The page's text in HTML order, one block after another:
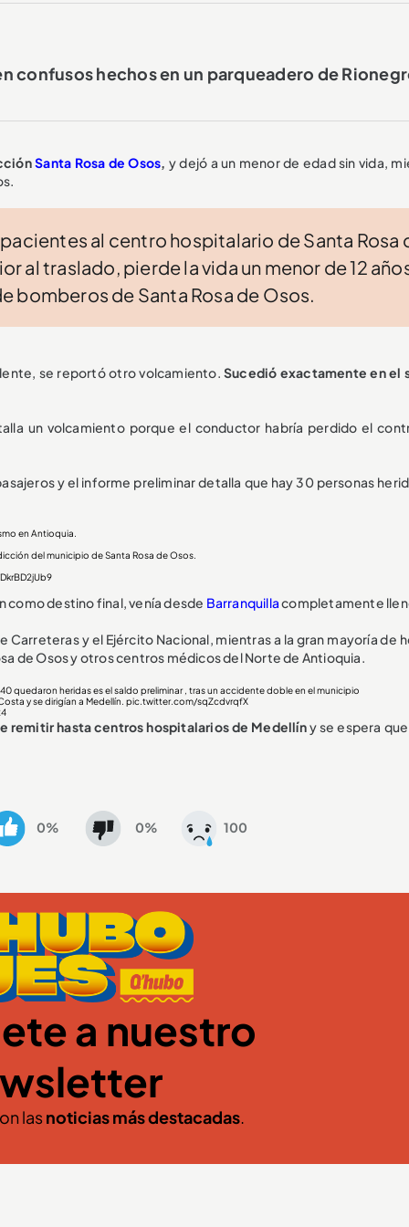
confusos hechos en un parqueadero de
Santa Rosa de Osos, y dejó a un menor de edad sin vida,
al centro hospitalario de Santa Rosa
al traslado, pierde la vida un menor de 12
bomberos de Santa Rosa de Osos.
se reportó otro volcamiento.Sucedió exactamente en el
un volcamiento porque el conductor habría perdido el
y el informe preliminar detalla que hay 30 personas
en Antioquia.
del municipio de Santa Rosa de Osos.
como destino final, venía desde Barranquillacompletamente
y el Ejército Nacional, mientras a la gran mayoría de
de Osos y otros centros médicos del Norte de Antioquia.
quedaron heridas es el saldo preliminar , tras un accidente doble en el municipio
y se dirigían a Medellín. pic.twitter.com/sqZcdvrqfX
remitir hasta centros hospitalarios de Medellíny se espera que
0% 0% 100
a nuestro
lasnoticias más destacadas.